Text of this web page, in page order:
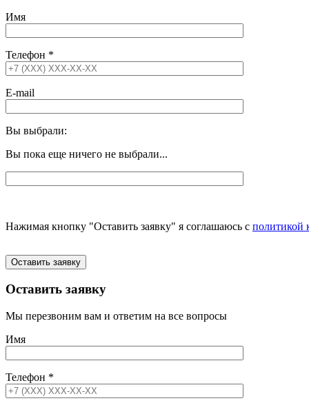
Имя
Телефон *
E-mail
Вы выбрали:
Вы пока еще ничего не выбрали...
Нажимая кнопку "Оставить заявку" я соглашаюсь с политикой
Оставить заявку
Оставить заявку
Мы перезвоним вам и ответим на все вопросы
Имя
Телефон *